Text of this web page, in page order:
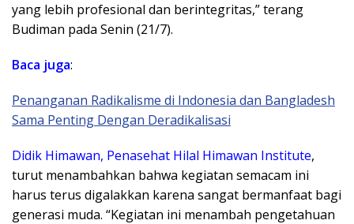
yang lebih profesional dan berintegritas,” terang
Budiman pada Senin (21/7).
Baca juga:
Penanganan Radikalisme di Indonesia dan Bangladesh
Sama Penting Dengan Deradikalisasi
Didik Himawan, Penasehat Hilal Himawan Institute,
turut menambahkan bahwa kegiatan semacam ini
harus terus digalakkan karena sangat bermanfaat bagi
generasi muda. “Kegiatan ini menambah pengetahuan